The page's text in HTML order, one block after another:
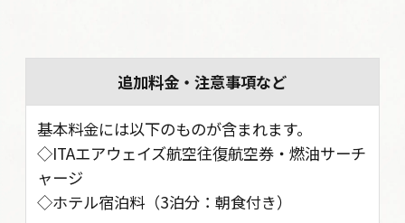
追加料金・注意事項など
基本料金には以下のものが含まれます。
◇ITAエアウェイズ航空往復航空券・燃油サーチ
ャージ
◇ホテル宿泊料（3泊分：朝食付き）